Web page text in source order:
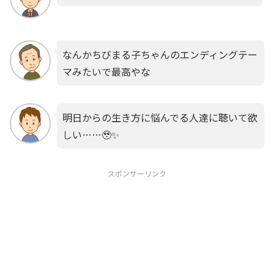
なんかちびまる子ちゃんのエンディングテー
マみたいで最高やな
明日からの生き方に悩んでる人達に聴いて欲
しい……🥹✨
スポンサーリンク